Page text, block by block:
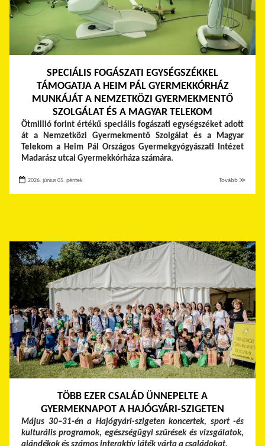
SPECIÁLIS FOGÁSZATI EGYSÉGSZÉKKEL
TÁMOGATJA A HEIM PÁL GYERMEKKÓRHÁZ
MUNKÁJÁT A NEMZETKÖZI GYERMEKMENTŐ
SZOLGÁLAT ÉS A MAGYAR TELEKOM
Ötmillió forint értékű speciális fogászati egységszéket adott
át a Nemzetközi Gyermekmentő Szolgálat és a Magyar
Telekom a Heim Pál Országos Gyermekgyógyászati Intézet
Madarász utcai Gyermekkórháza számára.
2026. június 05. péntek Tovább ≫
TÖBB EZER CSALÁD ÜNNEPELTE A
GYERMEKNAPOT A HAJÓGYÁRI-SZIGETEN
Május 30–31-én a Hajógyári-szigeten koncertek, sport -és
kulturális programok, egészségügyi szűrések és vizsgálatok,